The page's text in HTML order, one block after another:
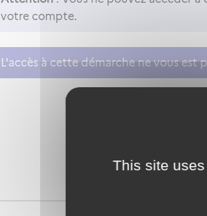
This site
votre compte.
L'accès à cette démarche ne vous est
FranceConnect est la